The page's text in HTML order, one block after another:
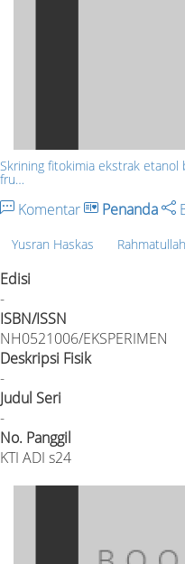
Skrining fitokimia ekstrak etanol
fru…
Komentar Penanda
Yusran Haskas
Edisi
-
ISBN/ISSN
NH0521006/EKSPERIMEN
Deskripsi Fisik
-
Judul Seri
-
No. Panggil
KTI ADI s24